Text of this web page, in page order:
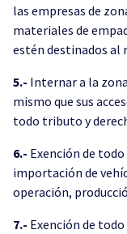
las empresas de
materiales de
estén destinados al
5.- Internar a la
mismo que sus
todo tributo y
6.- Exención de
importación de
operación,
7.- Exención de